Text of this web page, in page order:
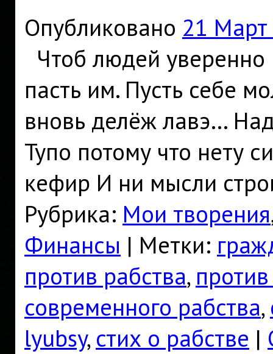
Опубликовано 21
Чтоб людей уверенно
пасть им. Пусть себе
вновь делёж лавэ…
Тупо потому что нету
кефир И ни мысли
Рубрика: Мои творения
Финансы | Метки:
против рабства,
современного рабства,
lyubsy,стих о рабстве |